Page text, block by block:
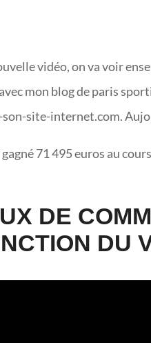
vidéo, on va voir
mon blog de paris
site-internet.com.
71 495 euros au
DE
DU